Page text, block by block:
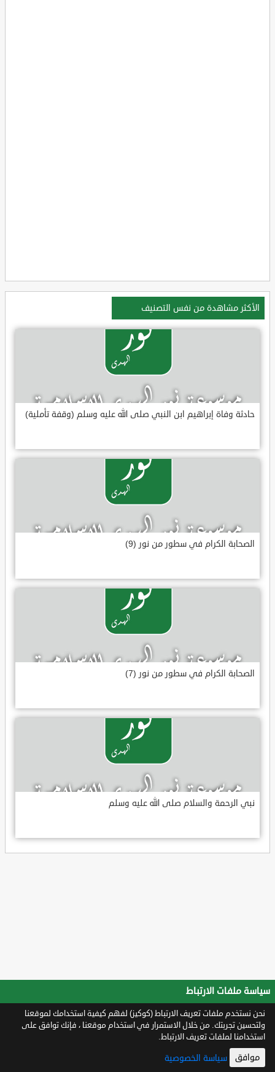
الأكثر مشاهدة من نفس التصنيف
حادثة وفاة إبراهيم ابن النبي صلى الله عليه وسلم (وقفة تأملية)
الصحابة الكرام في سطور من نور (9)
الصحابة الكرام في سطور من نور (7)
نبي الرحمة والسلام صلى الله عليه وسلم
سياسة ملفات الارتباط
نحن نستخدم ملفات تعريف الارتباط (كوكيز) لفهم كيفية استخدامك لموقعنا
ولتحسين تجربتك. من خلال الاستمرار في استخدام موقعنا ، فإنك توافق على
استخدامنا لملفات تعريف الارتباط.
موافق سياسة الخصوصية